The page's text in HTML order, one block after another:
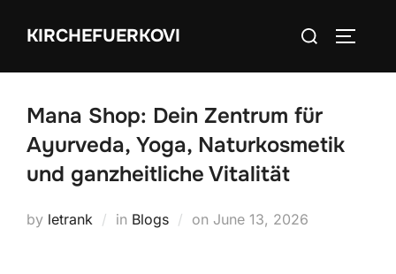
KIRCHEFUERKOVI
Search
Mana Shop: Dein Zentrum für
Ayurveda, Yoga, Naturkosmetik
und ganzheitliche Vitalität
by letrank in Blogs on Posted
June 13, 2026